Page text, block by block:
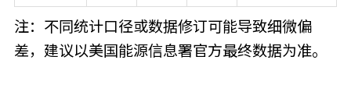
注：不同统计口径或数据修订可能导致细微偏
差，建议以美国能源信息署官方最终数据为准。